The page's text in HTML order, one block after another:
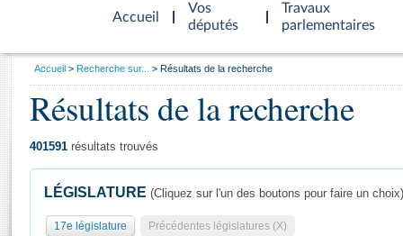
Accueil
d'accueil
Vos
députés
Travaux
parlementaires
Général
Vous
Accueil Recherche sur... Résultats de la recherche
Résultats de la recherche
401591 résultats trouvés
LÉGISLATURE (Cliquez sur l'un des boutons pour faire un choix)
17e législature Précédentes législatures (X)